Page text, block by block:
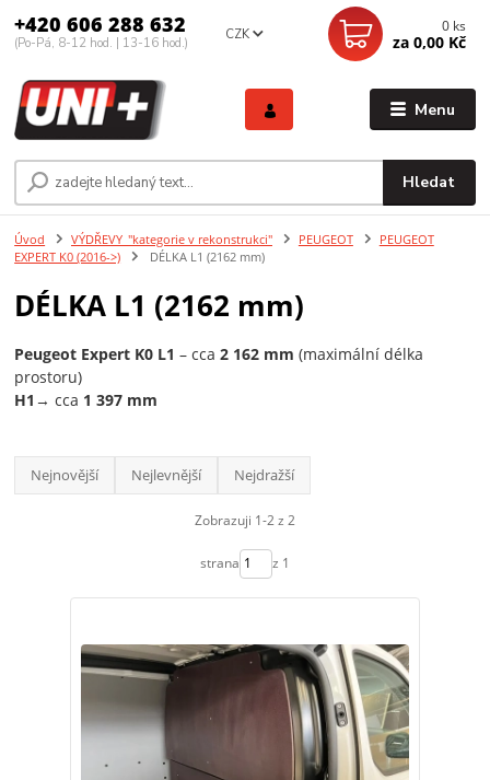
Menu
CZK
Hledat
+420 606 288 632
(Po-Pá, 8-12 hod. | 13-16 hod.)
0 ks
za 0,00 Kč
Úvod VÝDŘEVY_"kategorie v rekonstrukci" PEUGEOT
PEUGEOT
EXPERT K0 (2016->)
DÉLKA L1 (2162 mm)
DÉLKA L1 (2162 mm)
Peugeot Expert K0 L1– cca2 162 mm (maximální délka
prostoru)
H1 → cca 1 397 mm
Nejnovější Nejlevnější Nejdražší
Zobrazuji 1-2 z 2
strana z 1